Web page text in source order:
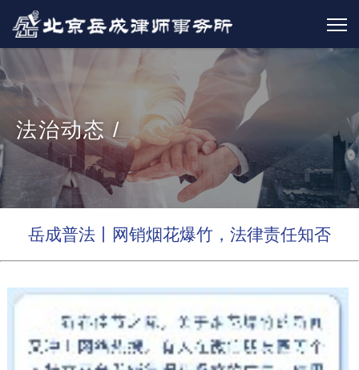
法治动态 /
岳成普法丨网销烟花爆竹，法律责任知否